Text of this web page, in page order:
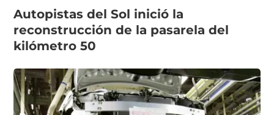
Autopistas del Sol inició la
reconstrucción de la pasarela del
kilómetro 50